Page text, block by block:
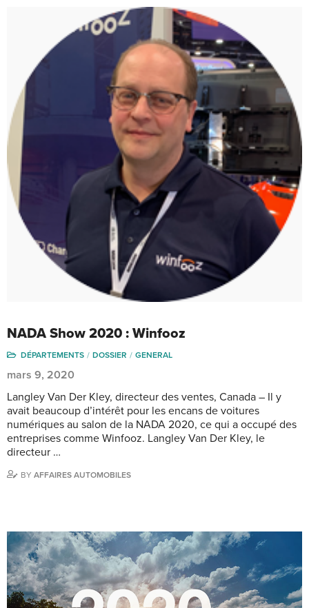
NADA Show 2020 : Winfooz
DÉPARTEMENTS DOSSIER GENERAL
mars 9, 2020
Langley Van Der Kley, directeur des ventes, Canada – Il y
avait beaucoup d’intérêt pour les encans de voitures
numériques au salon de la NADA 2020, ce qui a occupé des
entreprises comme Winfooz. Langley Van Der Kley, le
directeur …
BY AFFAIRES AUTOMOBILES